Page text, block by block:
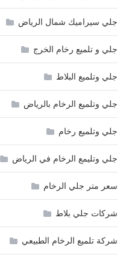
جلي سيراميك شمال الرياض
جلي و تلميع رخام الخرج
جلي وتلميع البلاط
جلي وتلميع الرخام بالرياض
جلي وتلميع رخام
جلي وتليمع الرخام في الرياض
سعر متر جلي الرخام
شركات جلي بلاط
شركة تلميع الرخام الطبيعي